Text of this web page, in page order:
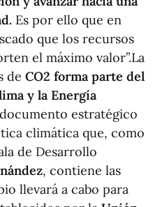
Es por ello que en
que los recursos
el máximo valor”.La
de CO2 forma parte del
y la Energía
documento estratégico
climática que, como
de Desarrollo
, contiene las
llevará a cabo para